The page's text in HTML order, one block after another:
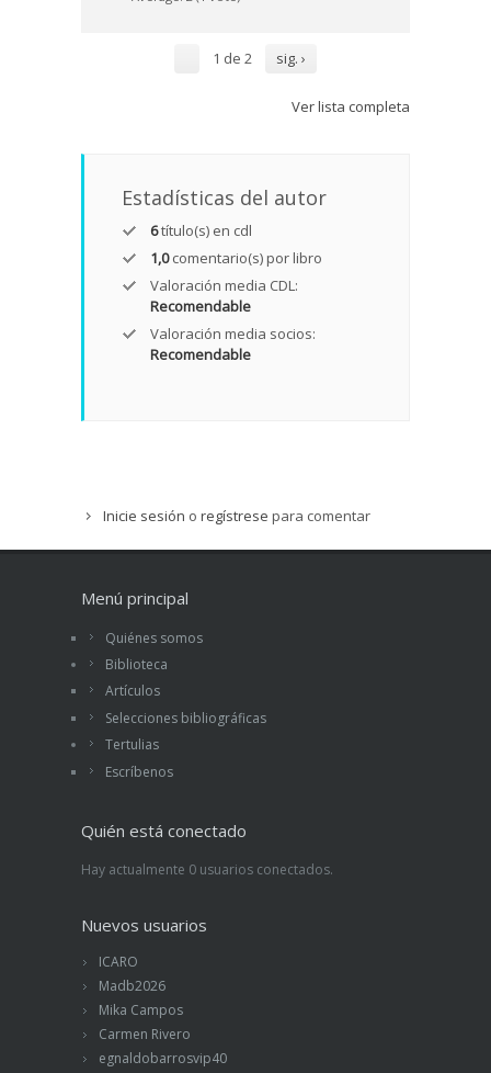
1 de 2 sig. ›
Ver lista completa
Estadísticas del autor
6título(s) en cdl
1,0comentario(s) por libro
Valoración media CDL:
Recomendable
Valoración media socios:
Recomendable
Inicie sesión o regístrese para comentar
Menú principal
Quiénes somos
Biblioteca
Artículos
Selecciones bibliográficas
Tertulias
Escríbenos
Quién está conectado
Hay actualmente 0 usuarios conectados.
Nuevos usuarios
ICARO
Madb2026
Mika Campos
Carmen Rivero
egnaldobarrosvip40